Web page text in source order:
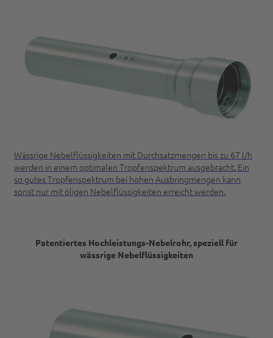
Wässrige Nebelflüssigkeiten mit Durchsatzmengen bis zu 67 l/h
werden in einem optimalen Tropfenspektrum ausgebracht. Ein
so gutes Tropfenspektrum bei hohen Ausbringmengen kann
sonst nur mit öligen Nebelflüssigkeiten erreicht werden.
Patentiertes Hochleistungs-Nebelrohr, speziell für
wässrige Nebelflüssigkeiten